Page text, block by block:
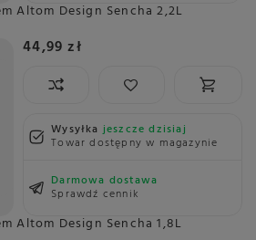
Altom Design Sencha 2,2L
44,99 zł
Wysyłkajeszcze dzisiaj
Towar dostępny w magazynie
Darmowa dostawa
Sprawdź cennik
Altom Design Sencha 1,8L